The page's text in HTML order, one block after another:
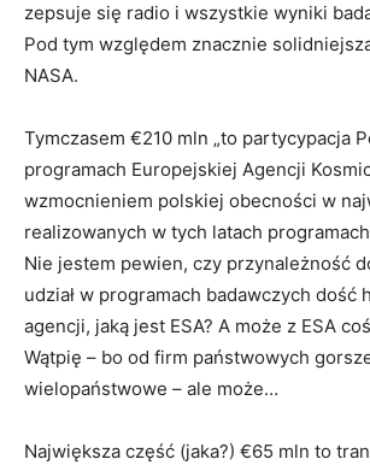
zepsuje się radio i wszystkie wyniki
Pod tym względem znacznie
NASA.
Tymczasem €210 mln „to partycypacja
programach Europejskiej Agencji
wzmocnieniem polskiej obecności w
realizowanych w tych latach
Nie jestem pewien, czy przynależność
udział w programach badawczych dość
agencji, jaką jest ESA? A może z ESA
Wątpię – bo od firm państwowych
wielopaństwowe – ale może…
Największa część (jaka?) €65 mln to